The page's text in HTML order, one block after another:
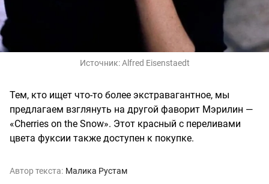
Источник:Alfred Eisenstaedt
Тем, кто ищет что-то более экстравагантное, мы
предлагаем взглянуть на другой фаворит Мэрилин —
«Cherries on the Snow». Этот красный с переливами
цвета фуксии также доступен к покупке.
Автор текста: Малика Рустам